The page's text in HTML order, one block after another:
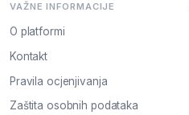
VAŽNE INFORMACIJE
O platformi
Kontakt
Pravila ocjenjivanja
Zaštita osobnih podataka